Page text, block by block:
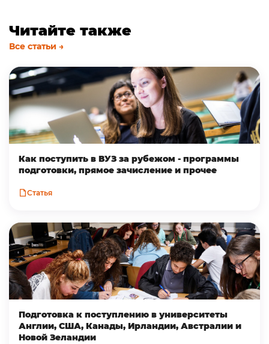
Читайте также
Все статьи →
Как поступить в ВУЗ за рубежом - программы
подготовки, прямое зачисление и прочее
Статья
Подготовка к поступлению в университеты
Англии, США, Канады, Ирландии, Австралии и
Новой Зеландии